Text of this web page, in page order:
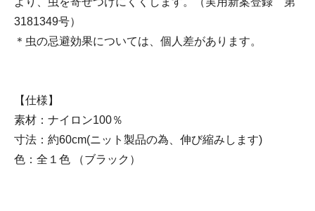
3181349号）
＊虫の忌避効果については、個人差があります。
【仕様】
素材：ナイロン100％
寸法：約60cm(ニット製品の為、伸び縮みします)
色：全１色 （ブラック）